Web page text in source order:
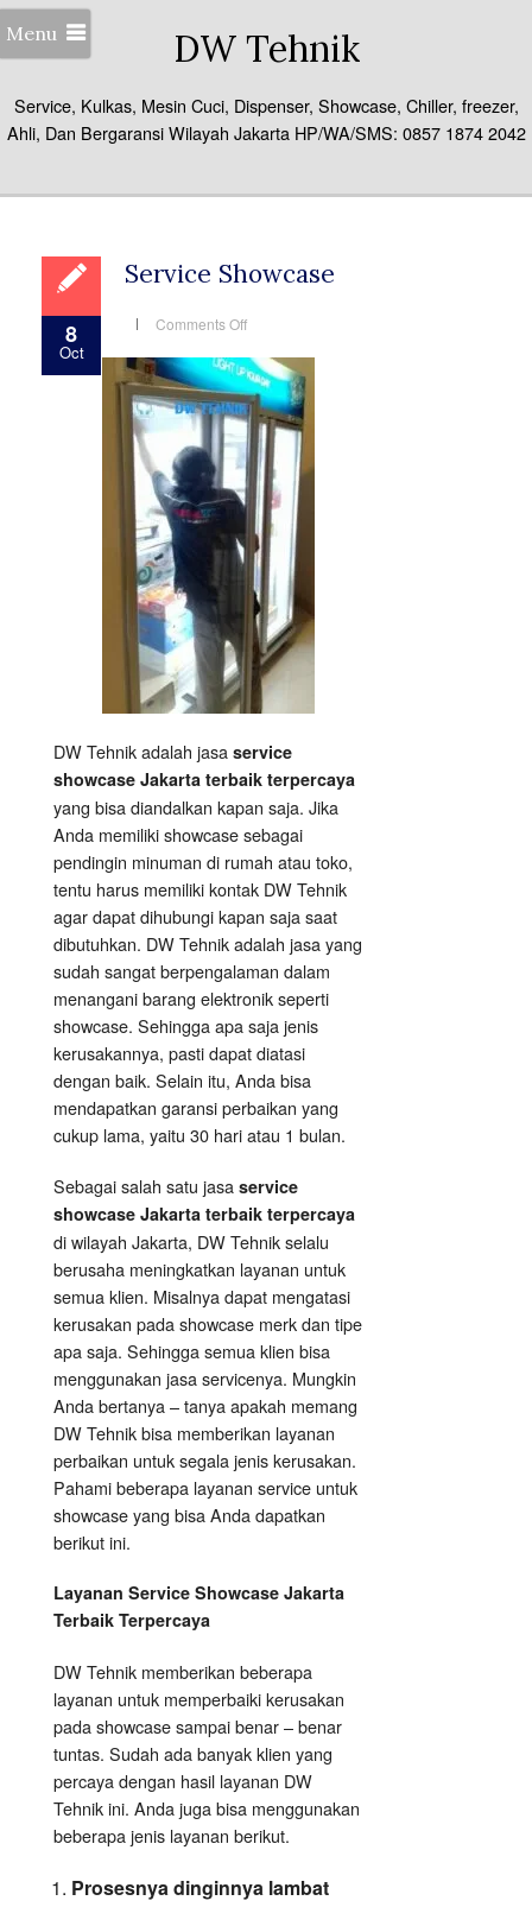
Menu DW Tehnik
Service, Kulkas, Mesin Cuci, Dispenser, Showcase, Chiller, freezer,
Ahli, Dan Bergaransi Wilayah Jakarta HP/WA/SMS: 0857 1874 2042
8
Oct
Service Showcase
Comments Offon
DW Tehnik adalah jasa service
showcase Jakarta terbaik terpercaya
yang bisa diandalkan kapan saja. Jika
Anda memiliki showcase sebagai
pendingin minuman di rumah atau toko,
tentu harus memiliki kontak DW Tehnik
agar dapat dihubungi kapan saja saat
dibutuhkan. DW Tehnik adalah jasa yang
sudah sangat berpengalaman dalam
menangani barang elektronik seperti
showcase. Sehingga apa saja jenis
kerusakannya, pasti dapat diatasi
dengan baik. Selain itu, Anda bisa
mendapatkan garansi perbaikan yang
cukup lama, yaitu 30 hari atau 1 bulan.
Sebagai salah satu jasa service
showcase Jakarta terbaik terpercaya
di wilayah Jakarta, DW Tehnik selalu
berusaha meningkatkan layanan untuk
semua klien. Misalnya dapat mengatasi
kerusakan pada showcase merk dan tipe
apa saja. Sehingga semua klien bisa
menggunakan jasa servicenya. Mungkin
Anda bertanya – tanya apakah memang
DW Tehnik bisa memberikan layanan
perbaikan untuk segala jenis kerusakan.
Pahami beberapa layanan service untuk
showcase yang bisa Anda dapatkan
berikut ini.
Layanan Service Showcase Jakarta
Terbaik Terpercaya
DW Tehnik memberikan beberapa
layanan untuk memperbaiki kerusakan
pada showcase sampai benar – benar
tuntas. Sudah ada banyak klien yang
percaya dengan hasil layanan DW
Tehnik ini. Anda juga bisa menggunakan
beberapa jenis layanan berikut.
Prosesnya dinginnya lambat